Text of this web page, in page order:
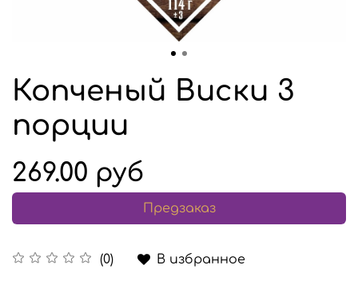
Копченый Виски 3
порции
(0) В избранное
269.00 руб
Предзаказ